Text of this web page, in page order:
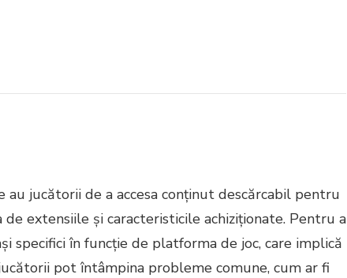
jucătorii de a accesa conținut descărcabil pentru
extensiile și caracteristicile achiziționate. Pentru a
specifici în funcție de platforma de joc, care implică
pot întâmpina probleme comune, cum ar fi